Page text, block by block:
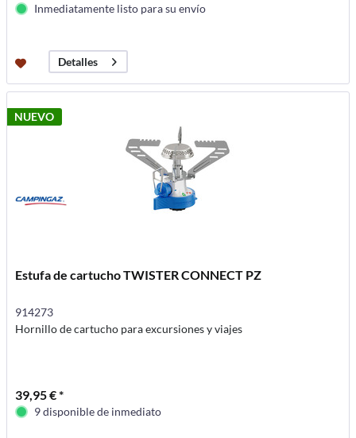
Inmediatamente listo para su envío
Detalles
NUEVO
Estufa de cartucho TWISTER CONNECT PZ
914273
Hornillo de cartucho para excursiones y viajes
39,95 € *
9 disponible de inmediato